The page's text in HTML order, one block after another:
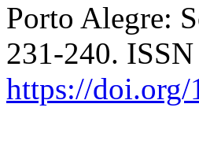
Porto Alegre:
231-240.
https://doi.org/